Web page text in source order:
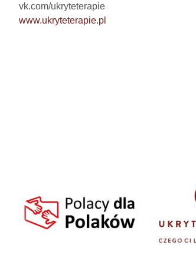
www.ukryteterapie.pl